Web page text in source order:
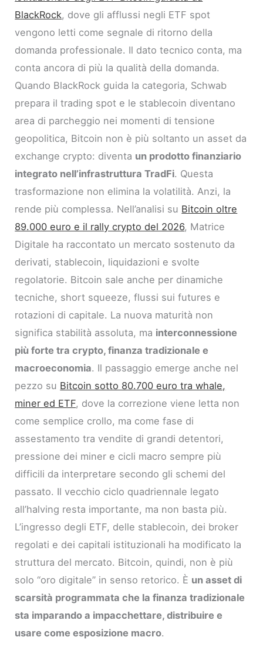
BlackRock, dove gli afflussi negli ETF spot
vengono letti come segnale di ritorno della
domanda professionale. Il dato tecnico conta, ma
conta ancora di più la qualità della domanda.
Quando BlackRock guida la categoria, Schwab
prepara il trading spot e le stablecoin diventano
area di parcheggio nei momenti di tensione
geopolitica, Bitcoin non è più soltanto un asset da
exchange crypto: diventa un prodotto finanziario
integrato nell’infrastruttura TradFi. Questa
trasformazione non elimina la volatilità. Anzi, la
rende più complessa. Nell’analisi su Bitcoin oltre
89.000 euro e il rally crypto del 2026, Matrice
Digitale ha raccontato un mercato sostenuto da
derivati, stablecoin, liquidazioni e svolte
regolatorie. Bitcoin sale anche per dinamiche
tecniche, short squeeze, flussi sui futures e
rotazioni di capitale. La nuova maturità non
significa stabilità assoluta, ma interconnessione
più forte tra crypto, finanza tradizionale e
macroeconomia. Il passaggio emerge anche nel
pezzo su Bitcoin sotto 80.700 euro tra whale,
miner ed ETF, dove la correzione viene letta non
come semplice crollo, ma come fase di
assestamento tra vendite di grandi detentori,
pressione dei miner e cicli macro sempre più
difficili da interpretare secondo gli schemi del
passato. Il vecchio ciclo quadriennale legato
all’halving resta importante, ma non basta più.
L’ingresso degli ETF, delle stablecoin, dei broker
regolati e dei capitali istituzionali ha modificato la
struttura del mercato. Bitcoin, quindi, non è più
solo “oro digitale” in senso retorico. È un asset di
scarsità programmata che la finanza tradizionale
sta imparando a impacchettare, distribuire e
usare come esposizione macro.